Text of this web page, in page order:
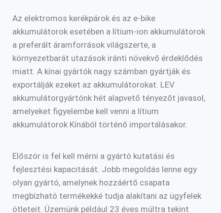
Az elektromos kerékpárok és az e-bike
akkumulátorok esetében a lítium-ion akkumulátorok
a preferált áramforrások világszerte, a
környezetbarát utazások iránti növekvő érdeklődés
miatt. A kínai gyártók nagy számban gyártják és
exportálják ezeket az akkumulátorokat. LEV
akkumulátorgyártónk hét alapvető tényezőt javasol,
amelyeket figyelembe kell venni a lítium
akkumulátorok Kínából történő importálásakor.
Először is fel kell mérni a gyártó kutatási és
fejlesztési kapacitását. Jobb megoldás lenne egy
olyan gyártó, amelynek hozzáértő csapata
megbízható termékekké tudja alakítani az ügyfelek
ötleteit. Üzemünk például 23 éves múltra tekint